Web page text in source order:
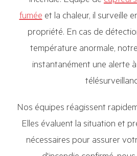
fuméeet la chaleur, il surveille
propriété. En cas de
température anormale,
instantanément une alerte
Nos équipes réagissent
Elles évaluent la situation et
nécessaires pour assurer